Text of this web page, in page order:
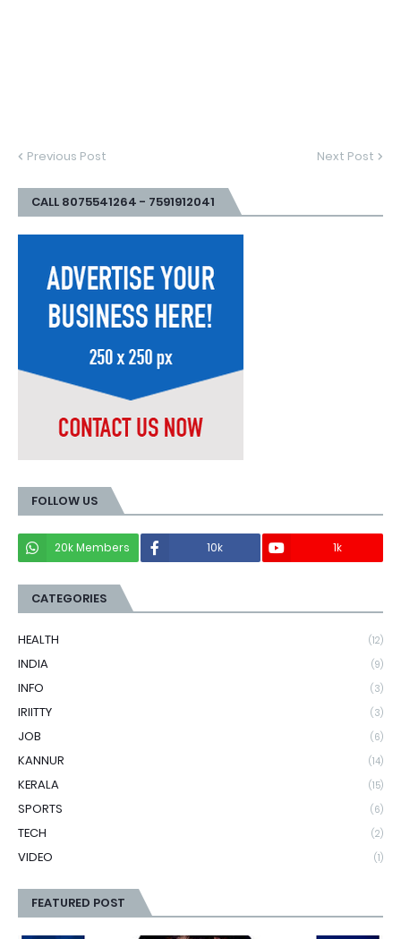
Previous Post Next Post
CALL 8075541264 - 7591912041
FOLLOW US
20k Members 10k 1k
CATEGORIES
HEALTH (12)
INDIA (9)
INFO (3)
IRIITTY (3)
JOB (6)
KANNUR (14)
KERALA (15)
SPORTS (6)
TECH (2)
VIDEO (1)
FEATURED POST